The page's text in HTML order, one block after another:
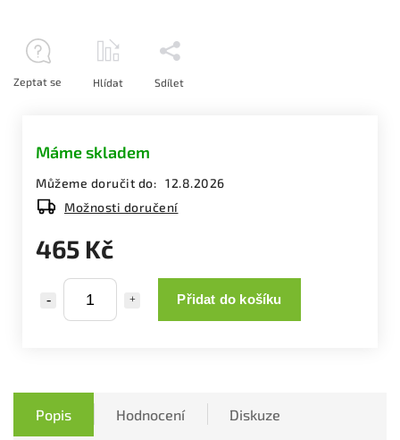
465 Kč
Přidat do košíku
Máme skladem
Můžeme doručit do: 12.8.2026
Možnosti doručení
Zeptat se Hlídat Sdílet
Popis Hodnocení Diskuze